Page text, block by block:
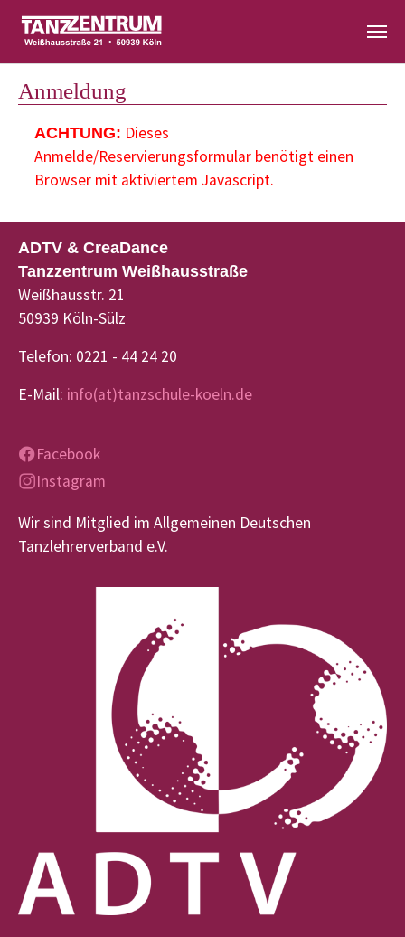
Anmeldung
ACHTUNG: Dieses
Anmelde/Reservierungsformular benötigt einen
Browser mit aktiviertem Javascript.
ADTV & CreaDance
Tanzzentrum Weißhausstraße
Weißhausstr. 21
50939 Köln-Sülz
Telefon: 0221 - 44 24 20
E-Mail: info(at)tanzschule-koeln.de
Facebook
Instagram
Wir sind Mitglied im Allgemeinen Deutschen
Tanzlehrerverband e.V.